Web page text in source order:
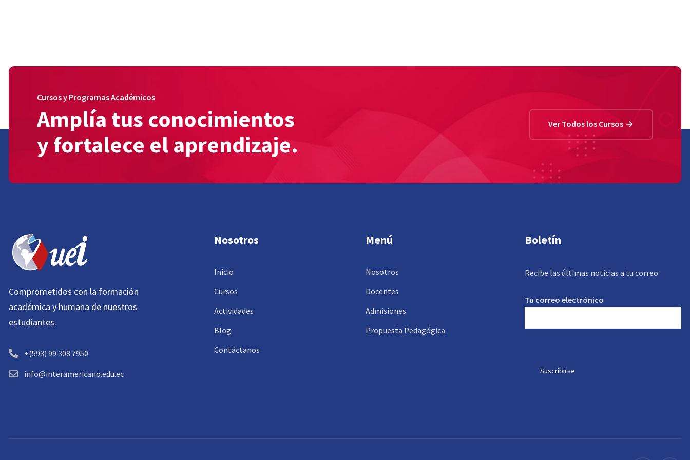
Cursos y Programas Académicos
Amplía tus conocimientos
y fortalece el aprendizaje.
Ver Todos los Cursos
Comprometidos con la formación
académica y humana de nuestros
estudiantes.
+(593) 99 308 7950
info@interamericano.edu.ec
Nosotros
Inicio
Cursos
Actividades
Blog
Contáctanos
Menú
Nosotros
Docentes
Admisiones
Propuesta Pedagógica
Boletín
Recibe las últimas noticias a tu correo
Tu correo electrónico